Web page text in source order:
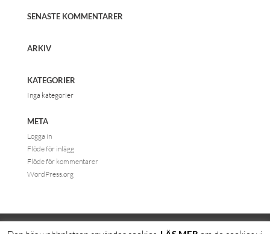
SENASTE KOMMENTARER
ARKIV
KATEGORIER
Inga kategorier
META
Logga in
Flöde för inlägg
Flöde för kommentarer
WordPress.org